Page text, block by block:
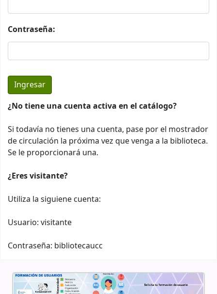
Contraseña:
¿No tiene una cuenta activa en el catálogo?
Si todavía no tienes una cuenta, pase por el mostrador
de circulación la próxima vez que venga a la biblioteca.
Se le proporcionará una.
¿Eres visitante?
Utiliza la siguiene cuenta:
Usuario: visitante
Contraseña: bibliotecaucc